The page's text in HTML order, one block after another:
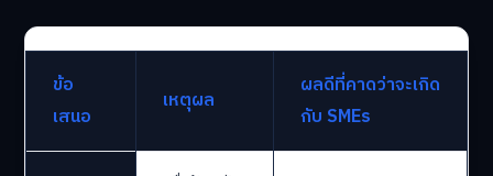
ข้อ
เสนอ
เหตุผล
ผลดีที่คาดว่าจะเกิด
กับ SMEs